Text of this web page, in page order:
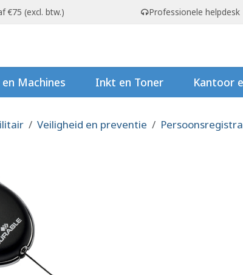
€75 (excl. btw.) Professionele helpdesk
en Machines Inkt en Toner Kantoor
Veiligheid en preventie